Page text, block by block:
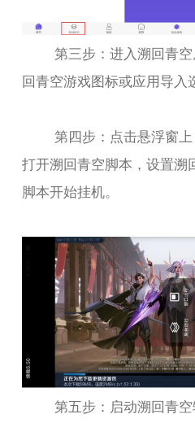
第三步：进入溯回青
回青空游戏图标或应用导入
第四步：点击悬浮窗
打开溯回青空脚本，设置溯
脚本开始挂机。
第五步：启动溯回青